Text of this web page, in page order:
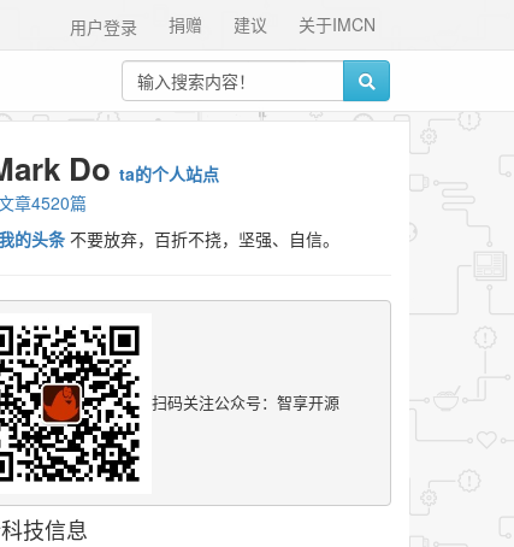
关于IMCN
建议
捐赠
用户登录
Do ta的个人站点
章4520篇
的头条 不要放弃，百折不挠，坚强、自信。
扫码关注公众号：智享开源
技信息